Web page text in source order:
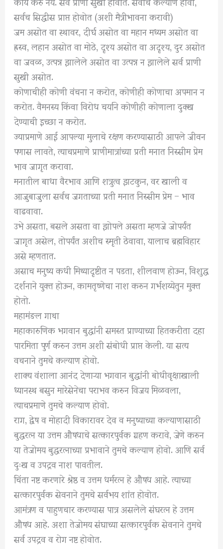
सर्वच सिद्धीस प्राप्त होवोत (अशी मैत्रीभावना करावी)
जम असोत वा स्थावर, दीर्घ असोत वा महान मध्यम असोत वा
ह्रस्व, लहान असोत वा मोठे, दृश्य असोत वा अदृश्य, दुर असोत
वा जवळ, उत्पन्न झालेले असोत वा उत्पन्न न झालेले सर्व प्राणी
सुखी असोत.
कोणाचीही कोणी वंचना न करोत, कोणीही कोणाचा अपमान न
करोत. वैमनस्य किंवा विरोध चर्याने कोणीही कोणाला दुक्ख
देण्याची इच्छा न करोत.
ज्याप्रमाणे आई आपल्या मुलाचे रक्षण करण्यासाठी आपले जीवन
पणास लावते, त्याचप्रमाणे प्राणीमात्रांच्या प्रती मनात निस्सीम प्रेम
भाव जागृत करावा.
मनातील बाधा वैरभाव आणि शत्रुत्व झटकुन, वर खाली व
आजुबाजुला सर्वच जगताच्या प्रती मनात निस्सीम प्रेम – भाव
वाढवावा.
उभे असता, बसले असता वा झोपले असता म्हणजे जोपर्यंत
जागृत असेल, तोपर्यंत अशीच स्मृती ठेवावा, यालाच ब्रह्मविहार
असे म्हणतात.
असाच मनुष्य कधी मिथ्यादृष्टीत न पडता, शीलवाण होऊन, विशुद्ध
दर्शनाने युक्त होऊन, कामतृष्णेचा नाश करुन गर्भशय्येतुन मुक्त
होतो.
महामंङल गाथा
महाकारुणिक भगवान बुद्धांनी समस्त प्राण्याच्या हितकरीता दहा
पारमिता पुर्ण करुन उत्तम अशी संबोधी प्राप्त केली. या सत्य
वचनाने तुमचे कल्याण होवो.
शाक्य वंशाला आनंद देणाऱ्या भगवान बुद्धांनी बोधीवृक्षाखाली
ध्यानस्थ बसुन मारेसेनेचा पराभव करुन विजय मिळवला,
त्याचप्रमाणे तुमचे कल्याण होवो.
राग, द्वेष व मोहादी विकारावर देव व मनुष्याच्या कल्याणासाठी
बुद्धरत्न या उत्तम औषधाचे सत्कारपुर्वक ग्रहण करावे, जेणे करुन
या तेजोमय बुद्धरत्नाच्या प्रभावाने तुमचे कल्याण होवो. आणि सर्व
दुःख व उपद्रव नाश पावतील.
चिंता नष्ट करणारे श्रेष्ठ व उत्तम धर्मरत्न हे औषध आहे. त्याच्या
सत्कारपुर्वक सेवनाने तुमचे सर्वभय शांत होवोत.
आमंत्रण व पाहुणचार करण्यास पात्र असलेले संघरत्न हे उत्तम
औषध आहे. अशा तेजोमय संघाच्या सत्कारपुर्वक सेवनाने तुमचे
सर्व उपद्रव व रोग नष्ट होवोत.